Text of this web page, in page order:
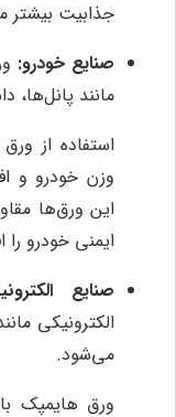
جذابیت
صنایع خودرو:
مانند پانل‌ها،
استفاده از
وزن خودرو و
این ورق‌ها
ایمنی خودرو
صنایع
الکترونیکی
می‌شود.
ورق هایمپک